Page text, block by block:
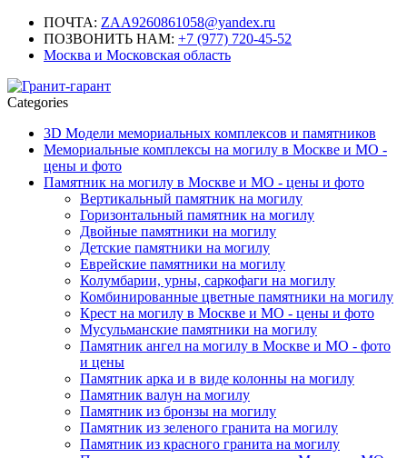
ПОЧТА: ZAA9260861058@yandex.ru
ПОЗВОНИТЬ НАМ: +7 (977) 720-45-52
Москва и Московская область
Categories
3D Модели мемориальных комплексов и памятников
Мемориальные комплексы на могилу в Москве и МО -
цены и фото
Памятник на могилу в Москве и МО - цены и фото
Вертикальный памятник на могилу
Горизонтальный памятник на могилу
Двойные памятники на могилу
Детские памятники на могилу
Еврейские памятники на могилу
Колумбарии, урны, саркофаги на могилу
Комбинированные цветные памятники на могилу
Крест на могилу в Москве и МО - цены и фото
Мусульманские памятники на могилу
Памятник ангел на могилу в Москве и МО - фото
и цены
Памятник арка и в виде колонны на могилу
Памятник валун на могилу
Памятник из бронзы на могилу
Памятник из зеленого гранита на могилу
Памятник из красного гранита на могилу